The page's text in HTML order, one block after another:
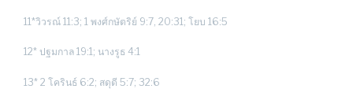
11*วิวรณ์ 11:3; 1 พงศ์กษัตริย์ 9:7, 20:31; โยบ 16:5
12* ปฐมกาล 19:1; นางรูธ 4:1
13* 2 โครินธ์ 6:2; สดุดี 5:7; 32:6